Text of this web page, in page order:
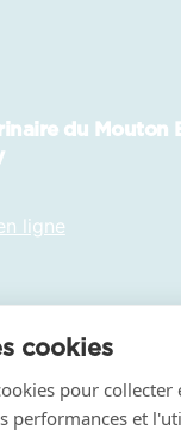
cookies
pour collecter
performances et
du Mouton
ligne
de Pluvigner
ligne